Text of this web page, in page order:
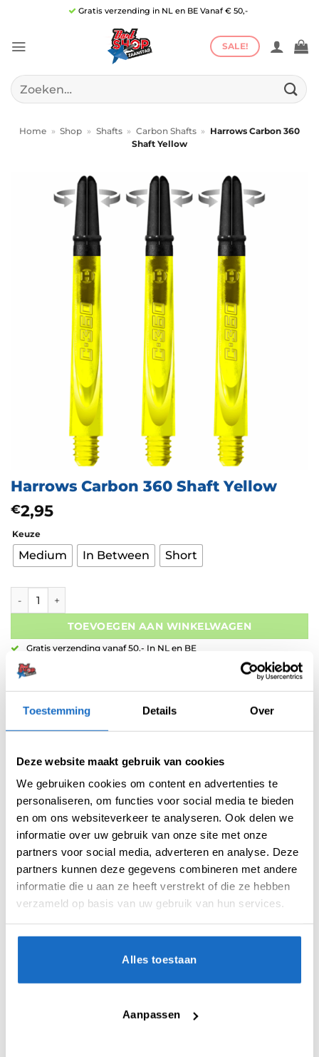
Toestemming Details Over
Deze website maakt gebruik van cookies
We gebruiken cookies om content en advertenties te
personaliseren, om functies voor social media te bieden
en om ons websiteverkeer te analyseren. Ook delen we
informatie over uw gebruik van onze site met onze
partners voor social media, adverteren en analyse. Deze
partners kunnen deze gegevens combineren met andere
informatie die u aan ze heeft verstrekt of die ze hebben
verzameld op basis van uw gebruik van hun services.
Alles toestaan
Aanpassen
inhoud
Gratis verzending in NL en BE Vanaf € 50,-
SALE!
Zoeken
naar:
Home » Shop » Shafts » Carbon Shafts »
Harrows Carbon 360
Shaft Yellow
Harrows Carbon 360 Shaft Yellow
€2,95
Keuze
Medium In Between Short
Harrows Carbon 360 Shaft Yellow aantal
TOEVOEGEN AAN WINKELWAGEN
Gratis verzending vanaf 50,- In NL en BE
Betaal later met Klarna
Retouren binnen 14 dagen
variation-9791
Merk:Harrows
BEOORDELINGEN (0)